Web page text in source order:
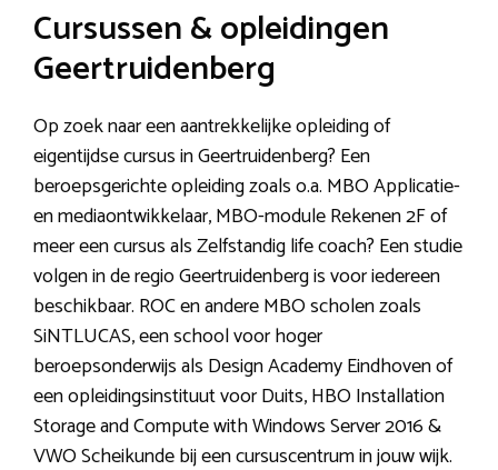
Cursussen & opleidingen
Geertruidenberg
Op zoek naar een aantrekkelijke opleiding of
eigentijdse cursus in Geertruidenberg? Een
beroepsgerichte opleiding zoals o.a. MBO Applicatie-
en mediaontwikkelaar, MBO-module Rekenen 2F of
meer een cursus als Zelfstandig life coach? Een studie
volgen in de regio Geertruidenberg is voor iedereen
beschikbaar. ROC en andere MBO scholen zoals
SiNTLUCAS, een school voor hoger
beroepsonderwijs als Design Academy Eindhoven of
een opleidingsinstituut voor Duits, HBO Installation
Storage and Compute with Windows Server 2016 &
VWO Scheikunde bij een cursuscentrum in jouw wijk.